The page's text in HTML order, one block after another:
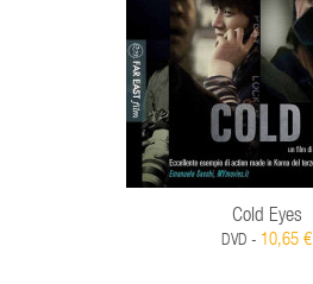
Cold Eyes
DVD - 10,65 €